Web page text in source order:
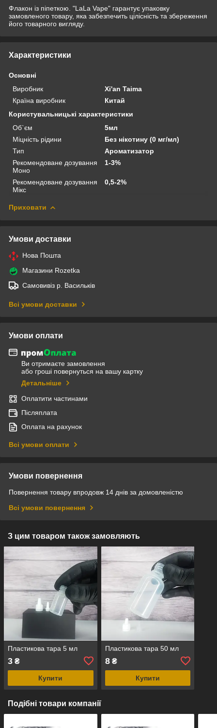
Флакон із піпеткою. "LaLa Vape" гарантує упаковку
замовленого товару, яка забезпечить цілісність та збереження
його товарного вигляду.
Характеристики
Основні
Виробник
Xi'an Taima
Країна виробник
Китай
Користувальницькі характеристики
Об`єм
5мл
Міцність рідини
Без нікотину (0 мг/мл)
Тип
Ароматизатор
Рекомендоване дозування
Моно
1-3%
Рекомендоване дозування
Мікс
0,5-2%
Приховати
Умови доставки
Нова Пошта
Магазини Rozetka
Самовивіз р. Васильків
Всі умови доставки
Умови оплати
Ви отримаєте замовлення
або гроші повернуться на вашу картку
Детальніше
Оплатити частинами
Післяплата
Оплата на рахунок
Всі умови оплати
Умови повернення
Повернення товару впродовж 14 днів за домовленістю
Всі умови повернення
З цим товаром також замовляють
Пластикова тара 5 мл
3 ₴
Купити
Пластикова тара 50 мл
8₴
Купити
Подібні товари компанії